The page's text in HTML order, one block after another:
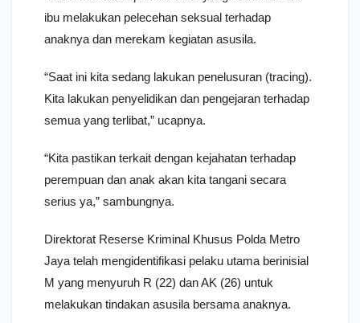
ibu melakukan pelecehan seksual terhadap
anaknya dan merekam kegiatan asusila.
“Saat ini kita sedang lakukan penelusuran (tracing).
Kita lakukan penyelidikan dan pengejaran terhadap
semua yang terlibat,” ucapnya.
“Kita pastikan terkait dengan kejahatan terhadap
perempuan dan anak akan kita tangani secara
serius ya,” sambungnya.
Direktorat Reserse Kriminal Khusus Polda Metro
Jaya telah mengidentifikasi pelaku utama berinisial
M yang menyuruh R (22) dan AK (26) untuk
melakukan tindakan asusila bersama anaknya.